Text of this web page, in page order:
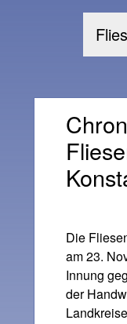
Die
am 23.
Innung
der